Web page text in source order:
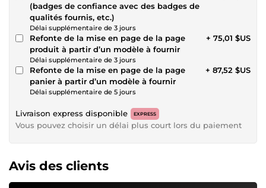
(badges de confiance avec des badges de
qualités fournis, etc.)
Délai supplémentaire de 3 jours
Refonte de la mise en page de la page
produit à partir d’un modèle à fournir
Délai supplémentaire de 3 jours
+ 75,01 $US
Refonte de la mise en page de la page
panier à partir d’un modèle à fournir
Délai supplémentaire de 5 jours
+ 87,52 $US
Livraison express disponible EXPRESS
Vous pouvez choisir un délai plus court lors du paiement
Avis des clients